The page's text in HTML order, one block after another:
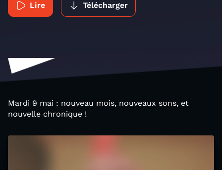
Lire Télécharger
Mardi 9 mai : nouveau mois, nouveaux sons, et
nouvelle chronique !